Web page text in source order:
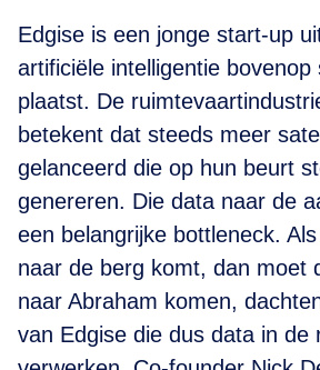
Edgise is een jonge start-up
artificiële intelligentie bovenop
plaatst. De
betekent dat steeds meer
gelanceerd die op hun beurt
genereren. Die data naar de
een belangrijke bottleneck.
naar de berg komt, dan moet
naar Abraham komen,
van Edgise die dus data in de